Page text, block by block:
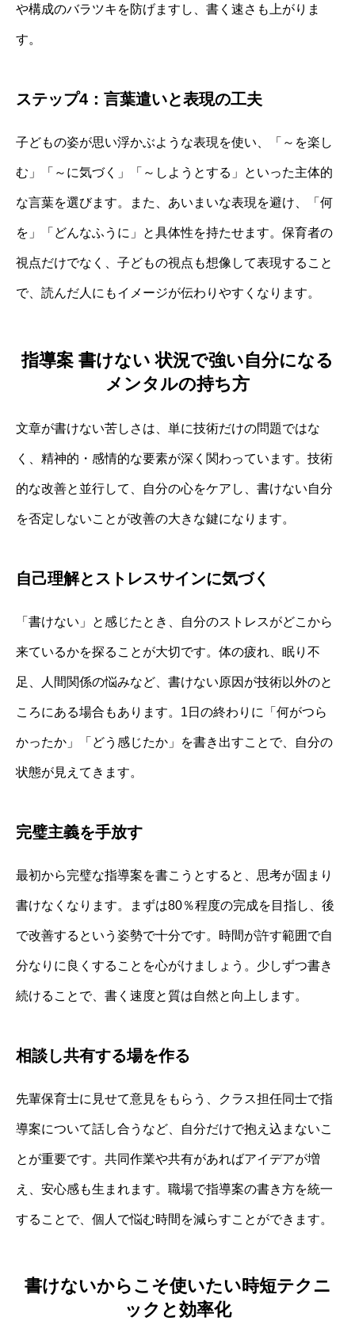
や構成のバラツキを防げますし、書く速さも上がりま
す。
ステップ4：言葉遣いと表現の工夫
子どもの姿が思い浮かぶような表現を使い、「～を楽し
む」「～に気づく」「～しようとする」といった主体的
な言葉を選びます。また、あいまいな表現を避け、「何
を」「どんなふうに」と具体性を持たせます。保育者の
視点だけでなく、子どもの視点も想像して表現すること
で、読んだ人にもイメージが伝わりやすくなります。
指導案 書けない 状況で強い自分になる
メンタルの持ち方
文章が書けない苦しさは、単に技術だけの問題ではな
く、精神的・感情的な要素が深く関わっています。技術
的な改善と並行して、自分の心をケアし、書けない自分
を否定しないことが改善の大きな鍵になります。
自己理解とストレスサインに気づく
「書けない」と感じたとき、自分のストレスがどこから
来ているかを探ることが大切です。体の疲れ、眠り不
足、人間関係の悩みなど、書けない原因が技術以外のと
ころにある場合もあります。1日の終わりに「何がつら
かったか」「どう感じたか」を書き出すことで、自分の
状態が見えてきます。
完璧主義を手放す
最初から完璧な指導案を書こうとすると、思考が固まり
書けなくなります。まずは80％程度の完成を目指し、後
で改善するという姿勢で十分です。時間が許す範囲で自
分なりに良くすることを心がけましょう。少しずつ書き
続けることで、書く速度と質は自然と向上します。
相談し共有する場を作る
先輩保育士に見せて意見をもらう、クラス担任同士で指
導案について話し合うなど、自分だけで抱え込まないこ
とが重要です。共同作業や共有があればアイデアが増
え、安心感も生まれます。職場で指導案の書き方を統一
することで、個人で悩む時間を減らすことができます。
書けないからこそ使いたい時短テクニ
ックと効率化